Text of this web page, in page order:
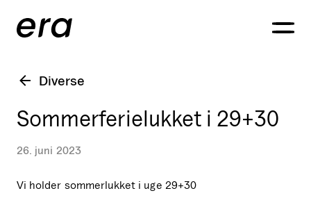
Generaxion
Diverse
Sommerferielukket i 29+30
26. juni 2023
Vi holder sommerlukket i uge 29+30